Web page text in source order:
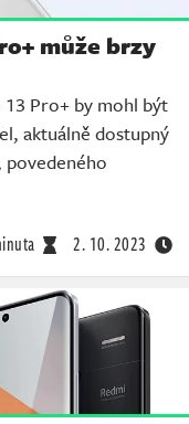
může brzy
13 Pro+ by mohl být
aktuálně dostupný
povedeného
2. 10. 2023